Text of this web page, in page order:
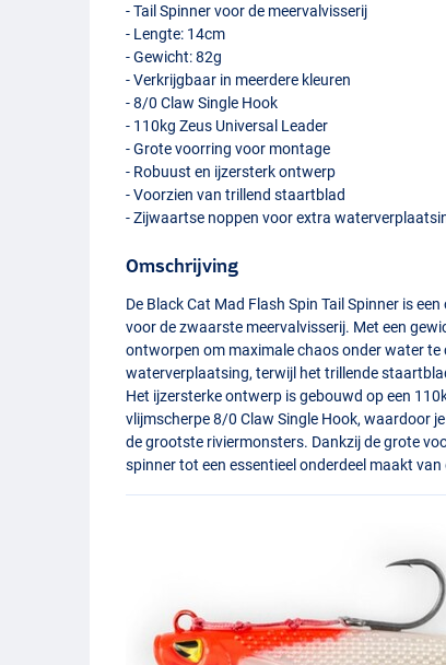
- Tail Spinner voor de meervalvisserij
- Lengte: 14cm
- Gewicht: 82g
- Verkrijgbaar in meerdere kleuren
- 8/0 Claw Single Hook
- 110kg Zeus Universal Leader
- Grote voorring voor montage
- Robuust en ijzersterk ontwerp
- Voorzien van trillend staartblad
- Zijwaartse noppen voor extra
Omschrijving
De Black Cat Mad Flash Spin Tail Spinner is
voor de zwaarste meervalvisserij. Met een
ontworpen om maximale chaos onder water
waterverplaatsing, terwijl het trillende
Het ijzersterke ontwerp is gebouwd op een
vlijmscherpe 8/0 Claw Single Hook, waardoor
de grootste riviermonsters. Dankzij de grote
spinner tot een essentieel onderdeel maakt